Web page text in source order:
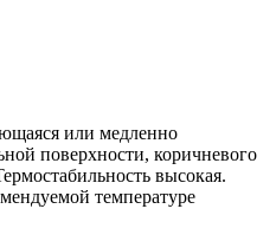
или медленно
поверхности, коричневого
высокая.
температуре